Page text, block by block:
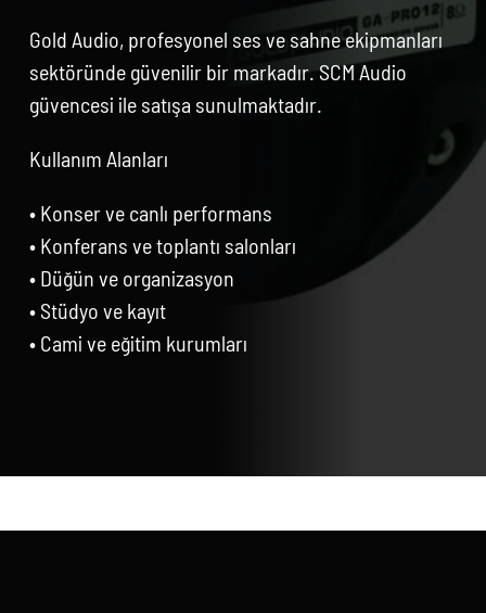
Gold Audio, profesyonel ses ve sahne ekipmanları
sektöründe güvenilir bir markadır. SCM Audio
güvencesi ile satışa sunulmaktadır.
Kullanım Alanları
• Konser ve canlı performans
• Konferans ve toplantı salonları
• Düğün ve organizasyon
• Stüdyo ve kayıt
• Cami ve eğitim kurumları